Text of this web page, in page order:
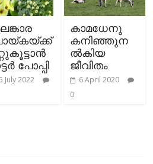
പോപ്പി
July 2022
കാമധേനു
കനിഞ്ഞുന
ല്‍കിയ
ജീവിതം
6 April 2020
0